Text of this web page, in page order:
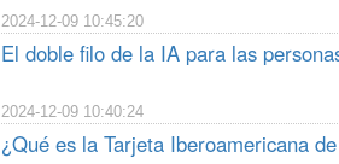
2024-12-09 10:45:20
El doble filo de la IA para las
2024-12-09 10:40:24
¿Qué es la Tarjeta Iberoamericana